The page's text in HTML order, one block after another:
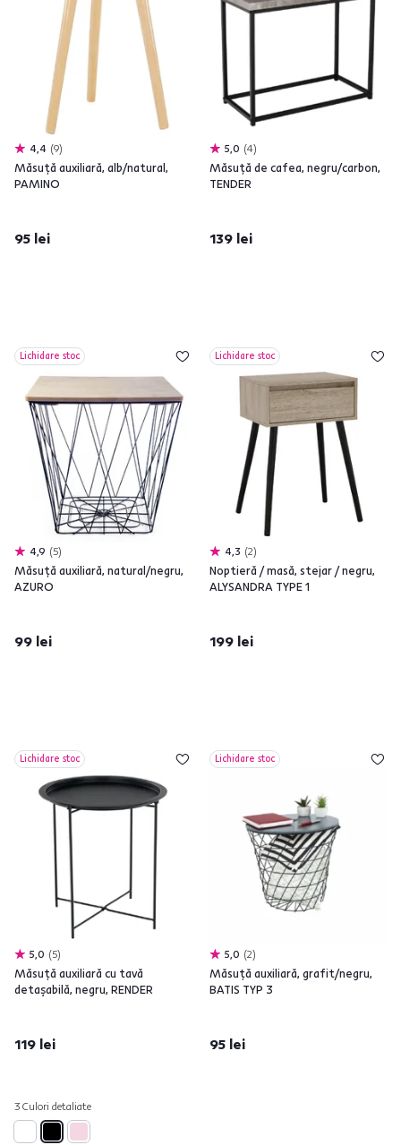
4,4 9
Măsuţă auxiliară, alb/natural,
PAMINO
95 lei
5,0 4
Măsuţă de cafea, negru/carbon,
TENDER
139 lei
Lichidare stoc
4,9 5
Măsuţă auxiliară, natural/negru,
AZURO
99 lei
Lichidare stoc
4,3 2
Noptieră / masă, stejar / negru,
ALYSANDRA TYPE 1
199 lei
Lichidare stoc
5,0 5
Măsuţă auxiliară cu tavă
detaşabilă, negru, RENDER
119 lei
3 Culori detaliate
Lichidare stoc
5,0 2
Măsuţă auxiliară, grafit/negru,
BATIS TYP 3
95 lei